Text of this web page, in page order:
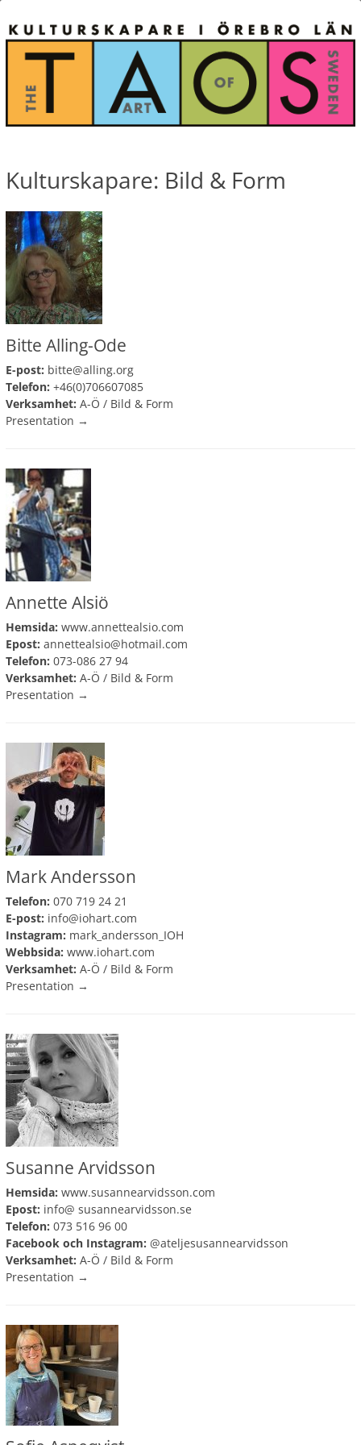
Kulturskapare: Bild & Form
Bitte Alling-Ode
E-post: bitte@alling.org
Telefon: +46(0)706607085
Verksamhet: A-Ö / Bild & Form
Presentation →
Annette Alsiö
Hemsida: www.annettealsio.com
Epost: annettealsio@hotmail.com
Telefon: 073-086 27 94
Verksamhet: A-Ö / Bild & Form
Presentation →
Mark Andersson
Telefon: 070 719 24 21
E-post: info@iohart.com
Instagram: mark_andersson_IOH
Webbsida: www.iohart.com
Verksamhet: A-Ö / Bild & Form
Presentation →
Susanne Arvidsson
Hemsida: www.susannearvidsson.com
Epost: info@ susannearvidsson.se
Telefon: 073 516 96 00
Facebook och Instagram: @ateljesusannearvidsson
Verksamhet: A-Ö / Bild & Form
Presentation →